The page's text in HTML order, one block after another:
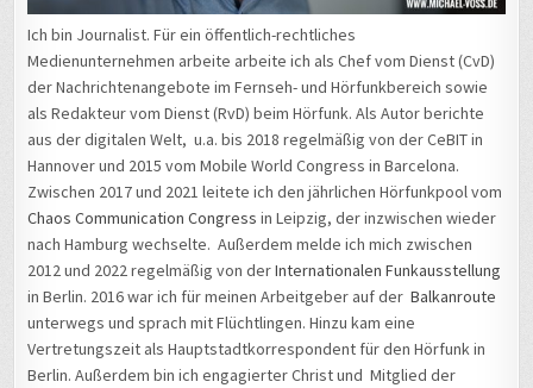
Ich bin Journalist. Für ein öffentlich-rechtliches
Medienunternehmen arbeite arbeite ich als Chef vom Dienst (CvD)
der Nachrichtenangebote im Fernseh- und Hörfunkbereich sowie
als Redakteur vom Dienst (RvD) beim Hörfunk. Als Autor berichte
aus der digitalen Welt, u.a. bis 2018 regelmäßig von der CeBIT in
Hannover und 2015 vom Mobile World Congress in Barcelona.
Zwischen 2017 und 2021 leitete ich den jährlichen Hörfunkpool vom
Chaos Communication Congress in Leipzig, der inzwischen wieder
nach Hamburg wechselte. Außerdem melde ich mich zwischen
2012 und 2022 regelmäßig von derInternationalen Funkausstellung
in Berlin. 2016 war ich für meinen Arbeitgeber auf derBalkanroute
unterwegs und sprach mit Flüchtlingen. Hinzu kam eine
Vertretungszeit als Hauptstadtkorrespondent für den Hörfunk in
Berlin. Außerdem bin ich engagierter Christ und Mitglied der